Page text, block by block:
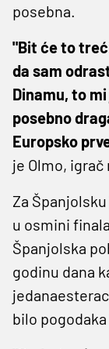
posebna.
"Bit će to
da sam
Dinamu, to
posebno
Europsko
je Olmo,
Za
u osmini
Španjolska
godinu dana
bilo